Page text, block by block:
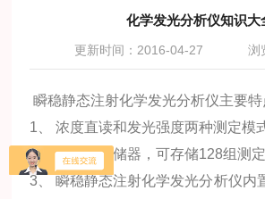
化学发光分析仪知识大
更新时间：2016-04-27 浏
瞬稳静态注射化学发光分析仪主要特
1、 浓度直读和发光强度两种测定模
2、 大容量存储器，可存储128组测
3、 瞬稳静态注射化学发光分析仪内